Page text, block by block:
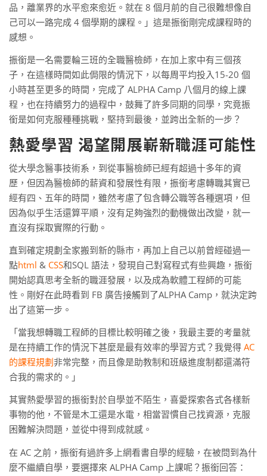
品，離業界的水平愈來愈近。就在 8 個月前的自己很難想像自
己可以一路完成 4 個學期的課程。」這是振銜剛完成課程時的
感想。
振銜是一名需要輪三班的全職醫檢師，在加上家中有三個孩
子，在這樣時間如此侷限的情況下，以每周平均投入15-20 個
小時甚至更多的時間，完成了 ALPHA Camp 八個月的線上課
程，也在持續努力的過程中，鼓舞了許多同期的同學，究竟振
銜是如何克服種種挑戰，堅持到最後，並跨出全新的一步？
熱愛學習 渴望開展嶄新職涯可能性
從大學念醫事技術系，到從事醫檢師已經有超過十多年的資
歷，但因為醫檢師的薪資和發展性有限，振銜考慮轉職其實已
經有四、五年的時間，雖然考慮了包含轉公職等各種選項，但
因為似乎生活還算平順，沒有足夠強烈的動機做出改變，就一
直沒有採取實際的行動。
直到確定規劃全家搬到新的縣市，再加上自己以前曾經碰過一
點html & CSS和SQL 語法，發現自己對寫程式有些興趣，振銜
開始認真思考全新的職涯發展，以及成為軟體工程師的可能
性。剛好在此時看到 FB 廣告接觸到了ALPHA Camp，就決定跨
出了這第一步。
「當我想轉職工程師的目標比較明確之後，我最主要的考量就
是在持續工作的情況下甚麼是最有效率的學習方式？我覺得 AC
的課程規劃非常完整，而且像是助教制和班級進度制都還滿符
合我的需求的。」
其實熱愛學習的振銜對於自學並不陌生，喜愛探索各式各樣新
事物的他，不管是木工還是水電，相當習慣自己找資源，克服
困難解決問題，並從中得到成就感。
在 AC 之前，振銜有過許多上網看書自學的經驗，在被問到為什
麼不繼續自學，要選擇來 ALPHA Camp 上課呢？振銜回答：